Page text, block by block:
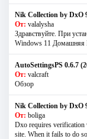
Nik Collection by DxO
От: valalysha
Здравствуйте. При
Windows 11 Домашняя
AutoSettingsPS 0.6.7
От: valcraft
Обзор
Nik Collection by DxO
От: boliga
Dxo requires
site. When it fails to do